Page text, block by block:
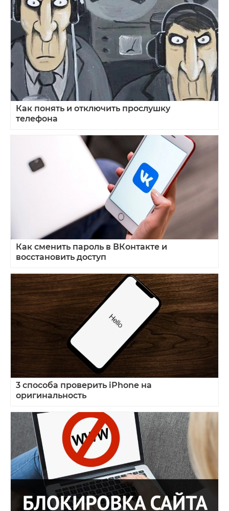
Как понять и отключить прослушку
телефона
Как сменить пароль в ВКонтакте и
восстановить доступ
3 способа проверить iPhone на
оригинальность